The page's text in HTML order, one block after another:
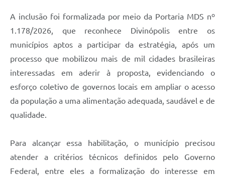
A inclusão foi formalizada por meio da Portaria MDS nº
1.178/2026, que reconhece Divinópolis entre os
municípios aptos a participar da estratégia, após um
processo que mobilizou mais de mil cidades brasileiras
interessadas em aderir à proposta, evidenciando o
esforço coletivo de governos locais em ampliar o acesso
da população a uma alimentação adequada, saudável e de
qualidade.
Para alcançar essa habilitação, o município precisou
atender a critérios técnicos definidos pelo Governo
Federal, entre eles a formalização do interesse em